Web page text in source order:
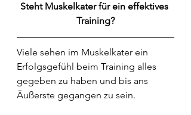
Steht Muskelkater für ein effektives
Training?
Viele sehen im Muskelkater ein
Erfolgsgefühl beim Training alles
gegeben zu haben und bis ans
Äußerste gegangen zu sein.